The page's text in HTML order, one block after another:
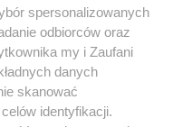
spersonalizowanych
odbiorców oraz
my i Zaufani
danych
skanować
identyfikacji.